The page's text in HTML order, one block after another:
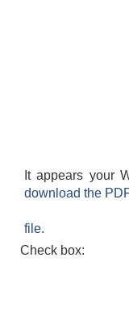
It appears your
download the
file.
Check box: